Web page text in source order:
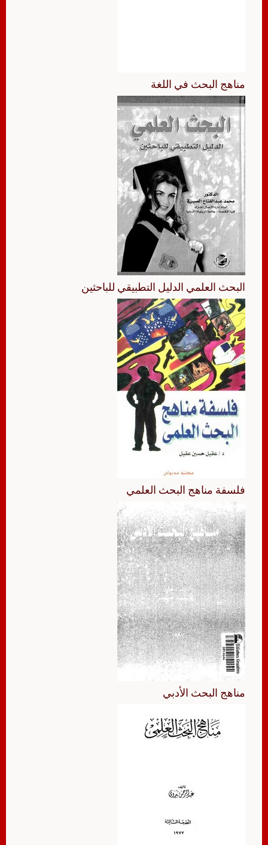
مناهج البحث في اللغة
البحث العلمي الدليل التطبيقي للباحثين
فلسفة مناهج البحث العلمي
مناهج البحث الأدبي